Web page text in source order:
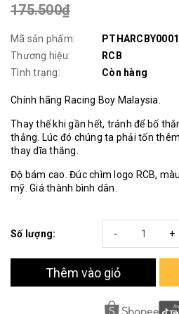
175.500₫
Mã sản phẩm:
PTHARCBY0001
Thương hiệu:
RCB
Tình trạng:
Còn hàng
Chính hãng Racing Boy Malaysia.
Thay thế khi gần hết, tránh để bố
thắng. Lúc đó chúng ta phải tốn
thay dĩa thắng.
Độ bám cao. Đúc chìm logo RCB,
mỹ. Giá thành bình dân.
Số lượng: +
-
Thêm vào giỏ